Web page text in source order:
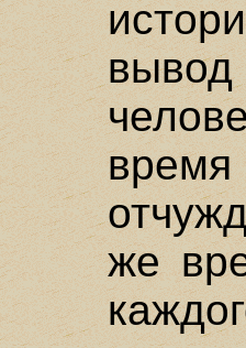
время
же